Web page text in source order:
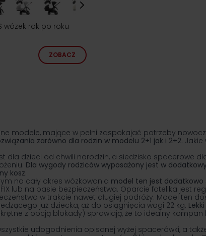
wózek rok po roku
ZOBACZ
modele, mające w pełni zaspokajać potrzeby
zarówno dla rodzin w modelu 2+1 jak i 2+2. Jakie
dla dzieci od chwili narodzin, a siedzisko spacerowe
Dla wygody rodziców wyposażony jest w
kosz.
na cały okres wózkowania model ten jest
lub na pasie bezpieczeństwa. Oparcie fotelika jest
w trakcie nawet długiej podróży. Model ten
już dziecka, aż do osiągnięcia wagi 22 kg.
z opcją blokady) sprawiają, że to idealny kompan
udogodnienia opisanej wyżej spacerówki, a